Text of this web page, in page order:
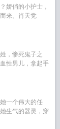
娇俏的小护士，
来。肖天觉
，惨死鬼子之
性男儿，拿起手
一个伟大的任
生气的器灵，穿